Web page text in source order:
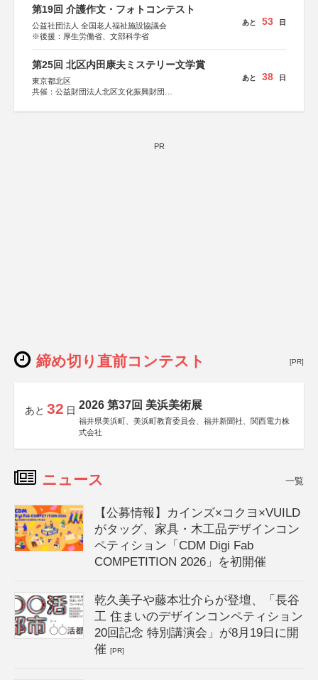
集英社、小学館、祥伝社、新潮社、淡交社、ちいさいミシ
マ社、徳間書店、早川書房、PHP研究所、双葉社、文藝春
秋、ポプラ社、毎日新聞出版
第19回 介護作文・フォトコンテスト
公益社団法人 全国老人福祉施設協議会
※後援：厚生労働省、文部科学省
あと 53 日
第25回 北区内田康夫ミステリー文学賞
東京都北区
共催：公益財団法人北区文化振興財団
協賛：株式会社実業之日本社
あと 38 日
PR
締め切り直前コンテスト [PR]
あと 32 日 2026 第37回 美浜美術展
福井県美浜町、美浜町教育委員会、福井新聞社、関西電力株
式会社
ニュース 一覧
【公募情報】カインズ×コクヨ×VUILD
がタッグ、家具・木工品デザインコン
ペティション「CDM Digi Fab
COMPETITION 2026」を初開催
乾久美子や藤本壮介らが登壇、「長谷
工 住まいのデザインコンペティション
20回記念 特別講演会」が8月19日に開
催[PR]